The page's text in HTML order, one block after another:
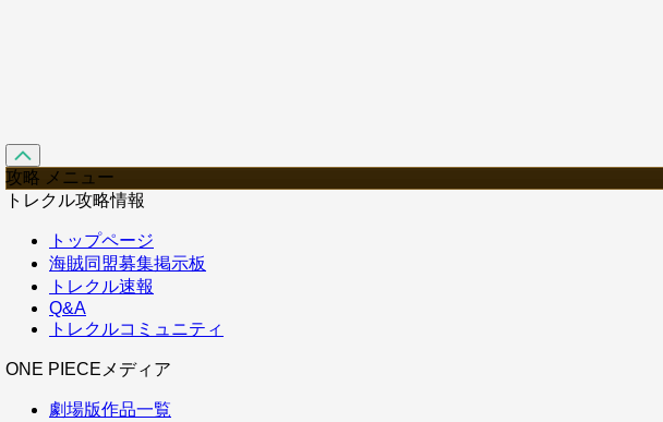
攻略 メニュー
トレクル攻略情報
トップページ
海賊同盟募集掲示板
トレクル速報
Q&A
トレクルコミュニティ
ONE PIECEメディア
劇場版作品一覧